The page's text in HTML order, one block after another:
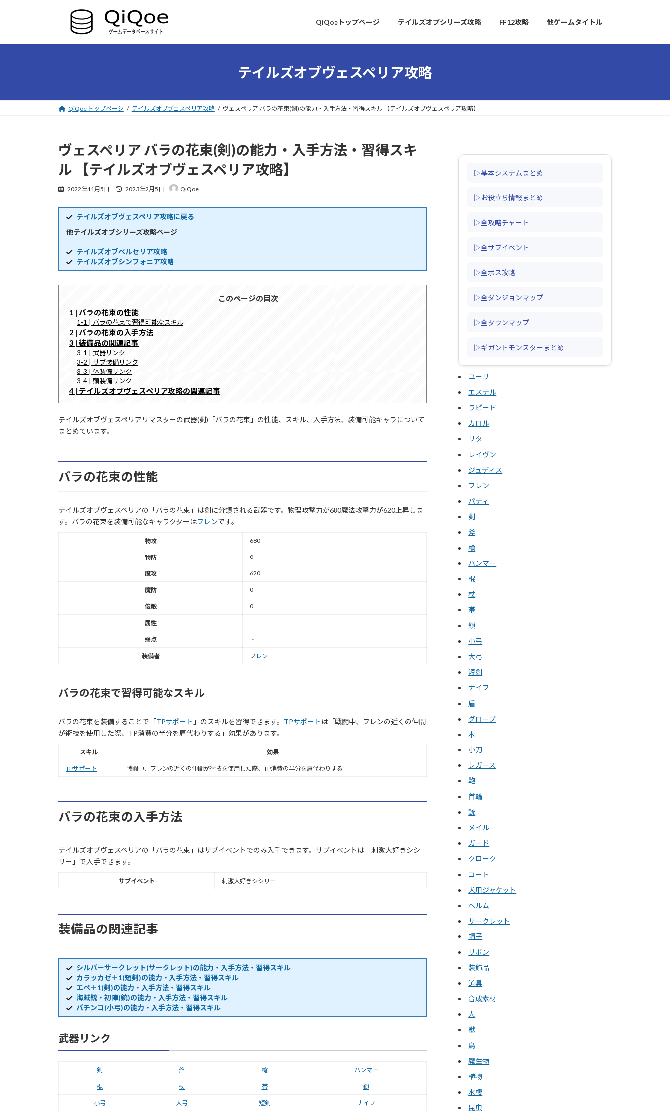
ツ
シ
QiQoeトップページ テイルズオブシリーズ攻略 FF12攻略 他ゲームタイトル
テイルズオブヴェスペリア攻略
QiQoe トップページ テイルズオブヴェスペリア攻略 ヴェスペリア バラの花束(剣)の能力・入手方法・習得スキル 【テイルズオブヴェスペリア攻略】
ヴェスペリア バラの花束(剣)の能力・入手方法・習得スキ
ル 【テイルズオブヴェスペリア攻略】
2022年11月5日
最
新
日
時
2023年2月5日 QiQoe
テイルズオブヴェスペリア攻略に戻る
他テイルズオブシリーズ攻略ページ
テイルズオブベルセリア攻略
テイルズオブシンフォニア攻略
このページの目次
1 | バラの花束の性能
1-1 | バラの花束で習得可能なスキル
2 | バラの花束の入手方法
3 | 装備品の関連記事
3-1 | 武器リンク
3-2 | サブ装備リンク
3-3 | 体装備リンク
3-4 | 頭装備リンク
4 | テイルズオブヴェスペリア攻略の関連記事
テイルズオブヴェスペリアリマスターの武器(剣)「バラの花束」の性能、スキル、入手方法、装備可能キャラについて
まとめています。
バラの花束の性能
テイルズオブヴェスペリアの「バラの花束」は剣に分類される武器です。物理攻撃力が680魔法攻撃力が620上昇しま
す。バラの花束を装備可能なキャラクターはフレンです。
物攻 680
物防 0
魔攻 620
魔防 0
俊敏 0
属性 ‐
弱点 ‐
装備者 フレン
バラの花束で習得可能なスキル
バラの花束を装備することで「TPサポート 」のスキルを習得できます。 TPサポート は「戦闘中、フレンの近くの仲間
が術技を使用した際、TP消費の半分を肩代わりする」効果があります。
スキル 効果
TPサポート 戦闘中、フレンの近くの仲間が術技を使用した際、TP消費の半分を肩代わりする
バラの花束の入手方法
テイルズオブヴェスペリアの「バラの花束」はサブイベントでのみ入手できます。サブイベントは「刺激大好きシシ
リー」で入手できます。
サブイベント 刺激大好きシシリー
装備品の関連記事
シルバーサークレット(サークレット)の能力・入手方法・習得スキル
カラッカゼ＋1(短剣)の能力・入手方法・習得スキル
エペ＋1(剣)の能力・入手方法・習得スキル
海賊銃・初陣(銃)の能力・入手方法・習得スキル
パチンコ(小弓)の能力・入手方法・習得スキル
武器リンク
剣 斧 槍 ハンマー
棍 杖 帯 鎖
小弓 大弓 短剣 ナイフ
▷基本システムまとめ
▷お役立ち情報まとめ
▷全攻略チャート
▷全サブイベント
▷全ボス攻略
▷全ダンジョンマップ
▷全タウンマップ
▷ギガントモンスターまとめ
ユーリ
エステル
ラピード
カロル
リタ
レイヴン
ジュディス
フレン
パティ
剣
斧
槍
ハンマー
棍
杖
帯
鎖
小弓
大弓
短剣
ナイフ
盾
グローブ
本
小刀
レガース
鞄
首輪
銃
メイル
ガード
クローク
コート
犬用ジャケット
ヘルム
サークレット
帽子
リボン
装飾品
道具
合成素材
人
獣
鳥
魔生物
植物
水棲
昆虫